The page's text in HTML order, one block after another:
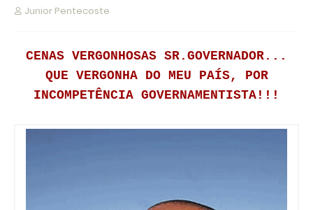
Junior Pentecoste
CENAS VERGONHOSAS SR.GOVERNADOR...
QUE VERGONHA DO MEU PAÍS, POR
INCOMPETÊNCIA GOVERNAMENTISTA!!!